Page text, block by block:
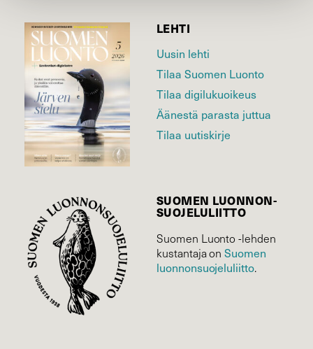
LEHTI
Uusin lehti
Tilaa Suomen Luonto
Tilaa digilukuoikeus
Äänestä parasta juttua
Tilaa uutiskirje
SUOMEN LUONNON­
SUOJELU­LIITTO
Suomen Luonto -lehden
kustantaja onSuomen
luonnonsuojelu­liitto.